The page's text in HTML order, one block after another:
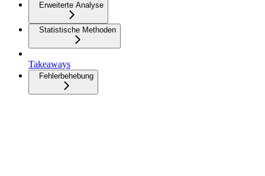
Erweiterte Analyse
Statistische Methoden
Takeaways
Fehlerbehebung